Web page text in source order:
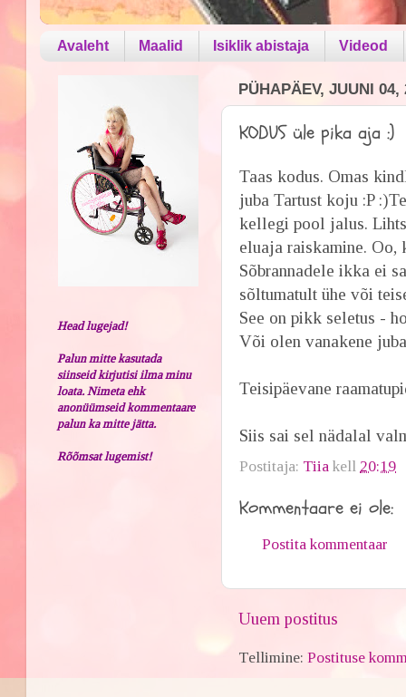
Avaleht Maalid Isiklik abistaja Videod
PÜHAPÄEV, JUUNI 04,
KODUS üle pika aja :)
Taas kodus. Omas
juba Tartust koju :P
kellegi pool jalus.
eluaja raiskamine. Oo,
Sõbrannadele ikka ei
sõltumatult ühe või
See on pikk seletus -
Või olen vanakene
Teisipäevane
Siis sai sel nädalal
Postitaja: Tiia kell 20:19
Kommentaare ei ole:
Postita kommentaar
Uuem postitus
Tellimine:Postituse
Head lugejad!
Palun mitte kasutada
siinseid kirjutisi ilma minu
loata. Nimeta ehk
anonüümseid kommentaare
palun ka mitte jätta.
Rõõmsat lugemist!